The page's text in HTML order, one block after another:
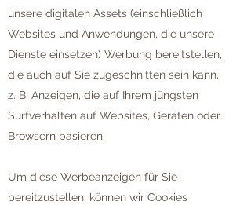
unsere digitalen Assets (einschließlich
Websites und Anwendungen, die unsere
Dienste einsetzen) Werbung bereitstellen,
die auch auf Sie zugeschnitten sein kann,
z. B. Anzeigen, die auf Ihrem jüngsten
Surfverhalten auf Websites, Geräten oder
Browsern basieren.
Um diese Werbeanzeigen für Sie
bereitzustellen, können wir Cookies